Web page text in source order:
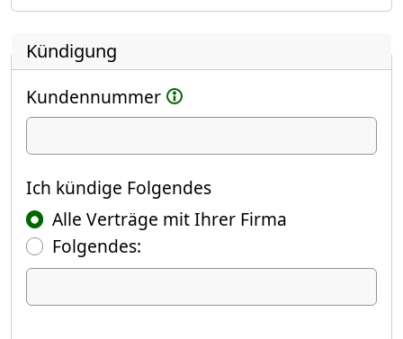
Kündigung
Kundennummer
Ich kündige
Ich kündige Folgendes
Alle Verträge mit Ihrer Firma
Folgendes:
Ich kündige Folgendes